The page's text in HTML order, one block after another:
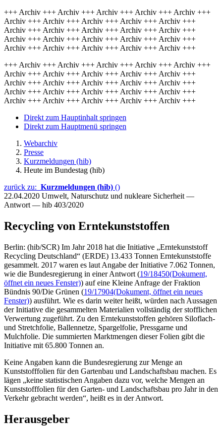
+++ Archiv +++ Archiv +++ Archiv +++ Archiv +++ Archiv +++
Archiv +++ Archiv +++ Archiv +++ Archiv +++ Archiv +++
Archiv +++ Archiv +++ Archiv +++ Archiv +++ Archiv +++
Archiv +++ Archiv +++ Archiv +++ Archiv +++ Archiv +++
Archiv +++ Archiv +++ Archiv +++ Archiv +++ Archiv +++
+++ Archiv +++ Archiv +++ Archiv +++ Archiv +++ Archiv +++
Archiv +++ Archiv +++ Archiv +++ Archiv +++ Archiv +++
Archiv +++ Archiv +++ Archiv +++ Archiv +++ Archiv +++
Archiv +++ Archiv +++ Archiv +++ Archiv +++ Archiv +++
Archiv +++ Archiv +++ Archiv +++ Archiv +++ Archiv +++
Direkt zum Hauptinhalt springen
Direkt zum Hauptmenü springen
Webarchiv
Presse
Kurzmeldungen (hib)
Heute im Bundestag (hib)
zurück zu: Kurzmeldungen (hib) ()
22.04.2020 Umwelt, Naturschutz und nukleare Sicherheit —
Antwort — hib 403/2020
Recycling von Erntekunststoffen
Berlin: (hib/SCR) Im Jahr 2018 hat die Initiative „Erntekunststoff
Recycling Deutschland“ (ERDE) 13.433 Tonnen Erntekunststoffe
gesammelt. 2017 waren es laut Angabe der Initiative 7.062 Tonnen,
wie die Bundesregierung in einer Antwort (19/18450(Dokument,
öffnet ein neues Fenster)) auf eine Kleine Anfrage der Fraktion
Bündnis 90/Die Grünen (19/17904(Dokument, öffnet ein neues
Fenster)) ausführt. Wie es darin weiter heißt, würden nach Aussagen
der Initiative die gesammelten Materialien vollständig der stofflichen
Verwertung zugeführt. Zu den Erntekunststoffen gehören Siloflach-
und Stretchfolie, Ballennetze, Spargelfolie, Pressgarne und
Mulchfolie. Die summierten Marktmengen dieser Folien gibt die
Initiative mit 65.800 Tonnen an.
Keine Angaben kann die Bundesregierung zur Menge an
Kunststofffolien für den Gartenbau und Landschaftsbau machen. Es
lägen „keine statistischen Angaben dazu vor, welche Mengen an
Kunststofffolien für den Garten- und Landschaftsbau pro Jahr in den
Verkehr gebracht werden“, heißt es in der Antwort.
Herausgeber